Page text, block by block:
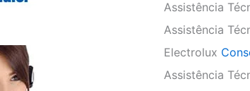
Assistência
Assistência
Electrolux
Assistência